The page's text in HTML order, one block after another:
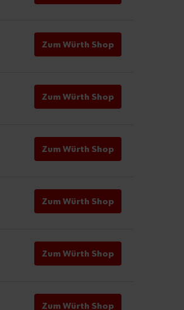
Zum Würth Shop
Zum Würth Shop
Zum Würth Shop
Zum Würth Shop
Zum Würth Shop
Zum Würth Shop